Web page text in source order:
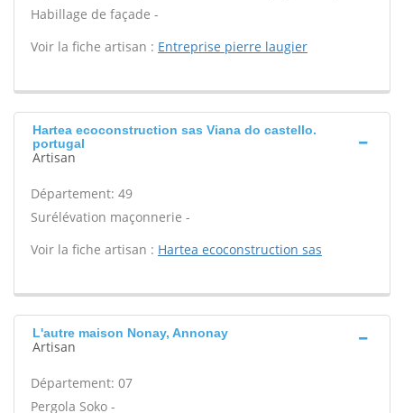
Habillage de façade -
Voir la fiche artisan : Entreprise pierre laugier
Hartea ecoconstruction sas Viana do castello.
portugal
Artisan
Département: 49
Surélévation maçonnerie -
Voir la fiche artisan : Hartea ecoconstruction sas
L'autre maison Nonay, Annonay
Artisan
Département: 07
Pergola Soko -